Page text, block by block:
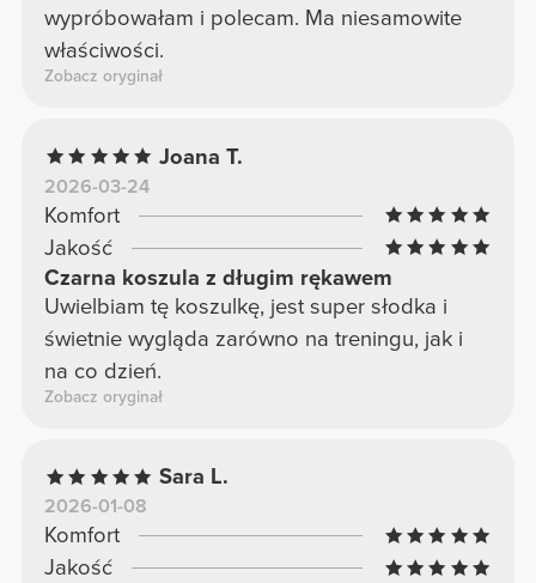
wypróbowałam i polecam. Ma niesamowite
właściwości.
Zobacz oryginał
Joana T.
2026-03-24
Komfort
Jakość
Czarna koszula z długim rękawem
Uwielbiam tę koszulkę, jest super słodka i
świetnie wygląda zarówno na treningu, jak i
na co dzień.
Zobacz oryginał
Sara L.
2026-01-08
Komfort
Jakość